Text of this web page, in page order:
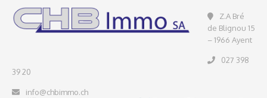
Z.A Bré
de Blignou 15
– 1966 Ayent
027 398
39 20
info@chbimmo.ch